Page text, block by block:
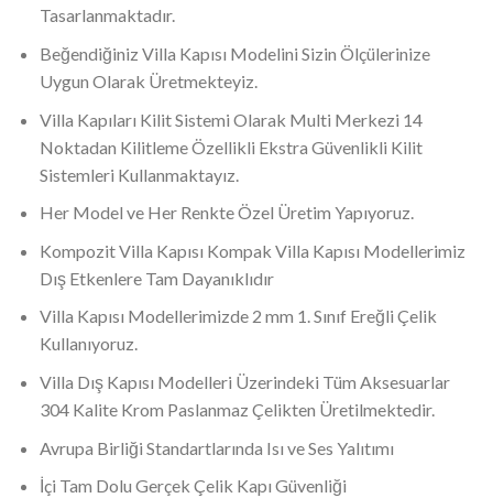
Tasarlanmaktadır.
Beğendiğiniz Villa Kapısı Modelini Sizin Ölçülerinize
Uygun Olarak Üretmekteyiz.
Villa Kapıları Kilit Sistemi Olarak Multi Merkezi 14
Noktadan Kilitleme Özellikli Ekstra Güvenlikli Kilit
Sistemleri Kullanmaktayız.
Her Model ve Her Renkte Özel Üretim Yapıyoruz.
Kompozit Villa Kapısı Kompak Villa Kapısı Modellerimiz
Dış Etkenlere Tam Dayanıklıdır
Villa Kapısı Modellerimizde 2 mm 1. Sınıf Ereğli Çelik
Kullanıyoruz.
Villa Dış Kapısı Modelleri Üzerindeki Tüm Aksesuarlar
304 Kalite Krom Paslanmaz Çelikten Üretilmektedir.
Avrupa Birliği Standartlarında Isı ve Ses Yalıtımı
İçi Tam Dolu Gerçek Çelik Kapı Güvenliği